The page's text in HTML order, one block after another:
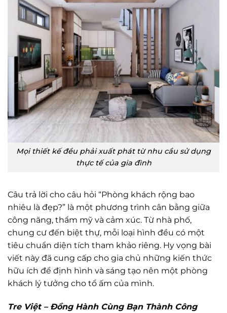
Mọi thiết kế đều phải xuất phát từ nhu cầu sử dụng
thực tế của gia đình
Câu trả lời cho câu hỏi “Phòng khách rộng bao
nhiêu là đẹp?” là một phương trình cân bằng giữa
công năng, thẩm mỹ và cảm xúc. Từ nhà phố,
chung cư đến biệt thự, mỗi loại hình đều có một
tiêu chuẩn diện tích tham khảo riêng. Hy vọng bài
viết này đã cung cấp cho gia chủ những kiến thức
hữu ích để định hình và sáng tạo nên một phòng
khách lý tưởng cho tổ ấm của mình.
Tre Việt – Đồng Hành Cùng Bạn Thành Công